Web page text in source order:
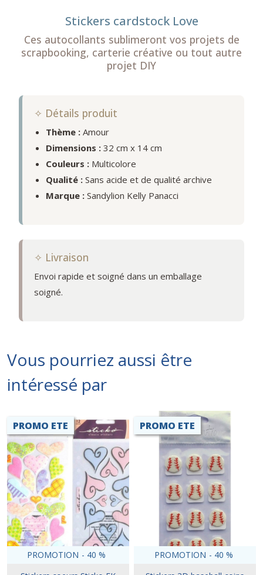
Stickers cardstock Love
Ces autocollants sublimeront vos projets de
scrapbooking, carterie créative ou tout autre
projet DIY
✧ Détails produit
Thème : Amour
Dimensions : 32 cm x 14 cm
Couleurs : Multicolore
Qualité : Sans acide et de qualité archive
Marque : Sandylion Kelly Panacci
✧ Livraison
Envoi rapide et soigné dans un emballage
soigné.
Vous pourriez aussi être
intéressé par
PROMO ETE
PROMOTION - 40 %
PROMO ETE
PROMOTION - 40 %